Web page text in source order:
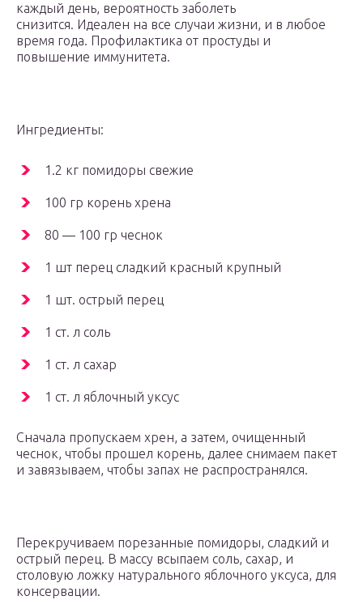
каждый день, вероятность заболеть
снизится. Идеален на все случаи жизни, и в любое
время года. Профилактика от простуды и
повышение иммунитета.
Ингредиенты:
1.2 кг помидоры свежие
100 гр корень хрена
80 — 100 гр чеснок
1 шт перец сладкий красный крупный
1 шт. острый перец
1 ст. л соль
1 ст. л сахар
1 ст. л яблочный уксус
Сначала пропускаем хрен, а затем, очищенный
чеснок, чтобы прошел корень, далее снимаем пакет
и завязываем, чтобы запах не распространялся.
Перекручиваем порезанные помидоры, сладкий и
острый перец. В массу всыпаем соль, сахар, и
столовую ложку натурального яблочного уксуса, для
консервации.